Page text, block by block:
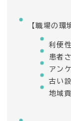
【職場の
利便
患者
アン
古い
地域